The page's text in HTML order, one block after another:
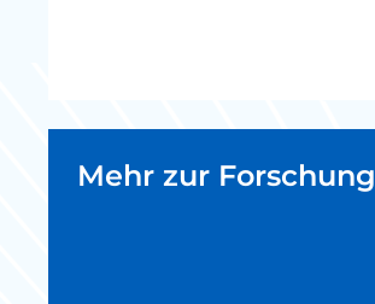
Mehr zur Forschung